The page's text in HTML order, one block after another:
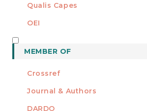
Qualis Capes
OEI
MEMBER OF
Crossref
Journal & Authors
DARDO